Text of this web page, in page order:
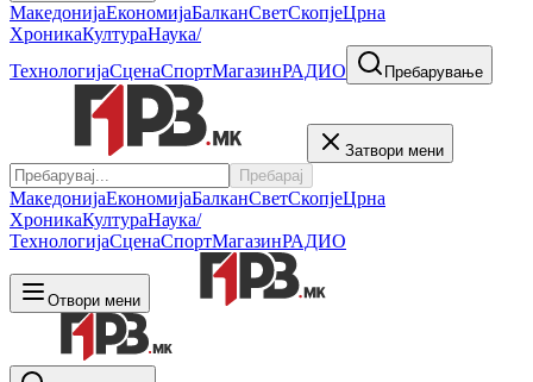
МакедонијаЕкономијаБалканСветСкопјеЦрна
ХроникаКултураНаука/
ТехнологијаСценаСпортМагазинРАДИО Пребарување
Затвори мени
Пребарај
МакедонијаЕкономијаБалканСветСкопјеЦрна
ХроникаКултураНаука/
ТехнологијаСценаСпортМагазинРАДИО
Отвори мени